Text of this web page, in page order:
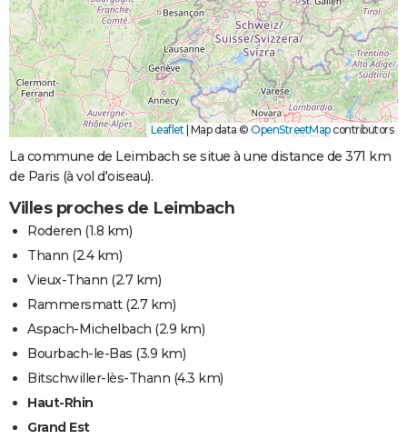
Leaflet Map data ©OpenStreetMapcontributors
La commune de Leimbach se situe à une distance de 371 km
de Paris (à vol d'oiseau).
Villes proches de Leimbach
Roderen (1.8 km)
Thann (2.4 km)
Vieux-Thann (2.7 km)
Rammersmatt(2.7 km)
Aspach-Michelbach (2.9 km)
Bourbach-le-Bas (3.9 km)
Bitschwiller-lès-Thann (4.3 km)
Haut-Rhin
Grand Est